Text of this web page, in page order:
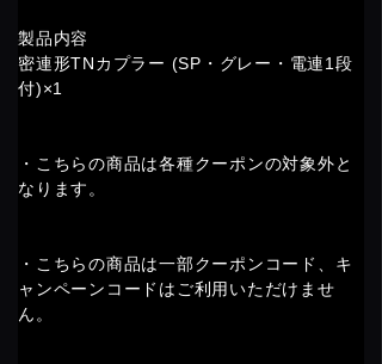
製品内容
密連形TNカプラー (SP・グレー・電連1段
付)×1
・こちらの商品は各種クーポンの対象外と
なります。
・こちらの商品は一部クーポンコード、キ
ャンペーンコードはご利用いただけませ
ん。